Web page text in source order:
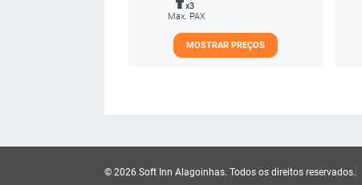
x3
Max. PAX
MOSTRAR PREÇOS
© 2026 Soft Inn Alagoinhas. Todos os direitos reservados.